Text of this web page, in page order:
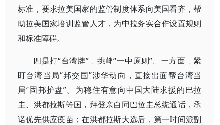
标准，要求拉美国家的监管制度体系向美国看齐，帮
助拉美国家培训监管人才，为中拉务实合作设置规则
和标准障碍。
四是打“台湾牌”，挑衅“一中原则”。一方面，紧
盯台湾当局“邦交国”涉华动向，直接出面帮台湾当
局“固邦护盘”。为稳住有意向中国大陆求援的巴拉
圭、洪都拉斯等国，拜登亲自同巴拉圭总统通话，承
诺优先供应疫苗；在洪都拉斯大选后，第一时间派副